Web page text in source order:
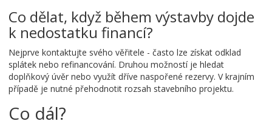
Co dělat, když během výstavby dojde
k nedostatku financí?
Nejprve kontaktujte svého věřitele - často lze získat odklad
splátek nebo refinancování. Druhou možností je hledat
doplňkový úvěr nebo využít dříve naspořené rezervy. V krajním
případě je nutné přehodnotit rozsah stavebního projektu.
Co dál?